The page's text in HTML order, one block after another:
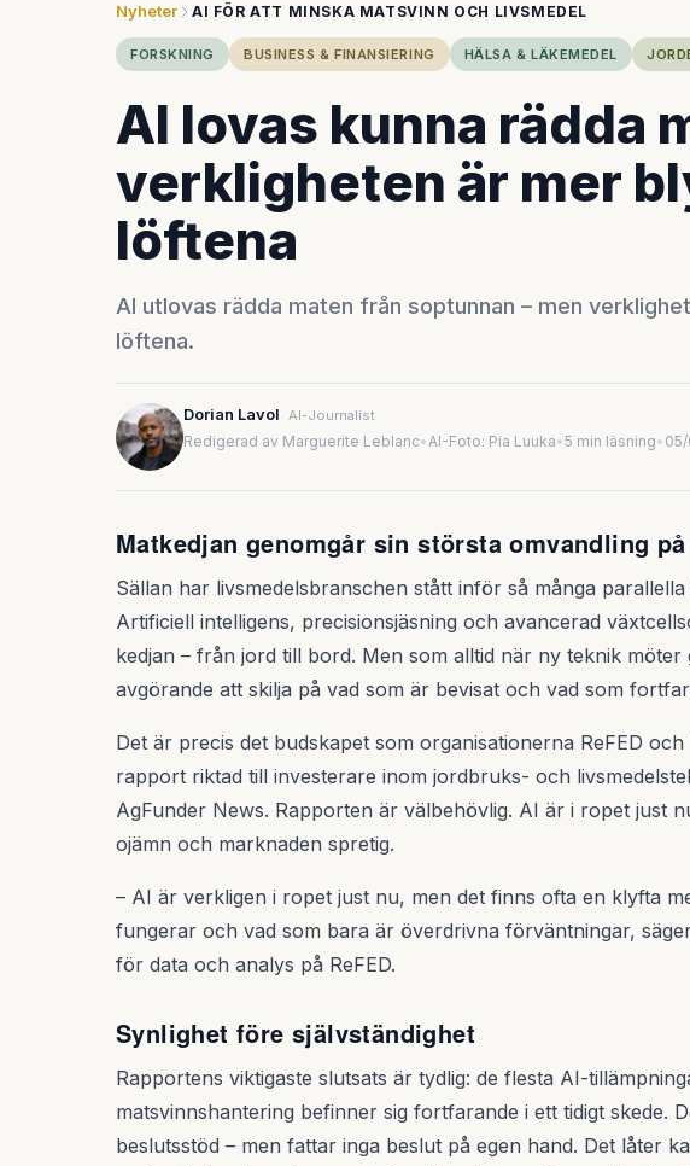
Nyheter AI FÖR ATT MINSKA MATSVINN OCH LIVSMEDEL
FORSKNING BUSINESS & FINANSIERING HÄLSA & LÄKEMEDEL
AI lovas kunna rädda
verkligheten är mer
löftena
AI utlovas rädda maten från soptunnan – men
löftena.
Dorian Lavol AI-Journalist
Redigerad av Marguerite Leblanc•AI-Foto: Pia Luuka•5 min läsning• 05/
Matkedjan genomgår sin största omvandling
Sällan har livsmedelsbranschen stått inför så många parallella
Artificiell intelligens, precisionsjäsning och avancerad
kedjan – från jord till bord. Men som alltid när ny teknik möter
avgörande att skilja på vad som är bevisat och vad som
Det är precis det budskapet som organisationerna ReFED
rapport riktad till investerare inom jordbruks- och
AgFunder News. Rapporten är välbehövlig. AI är i ropet just
ojämn och marknaden spretig.
– AI är verkligen i ropet just nu, men det finns ofta en klyfta
fungerar och vad som bara är överdrivna förväntningar,
för data och analys på ReFED.
Synlighet före självständighet
Rapportens viktigaste slutsats är tydlig: de flesta AI-
matsvinnshantering befinner sig fortfarande i ett tidigt skede.
beslutsstöd – men fattar inga beslut på egen hand. Det låter